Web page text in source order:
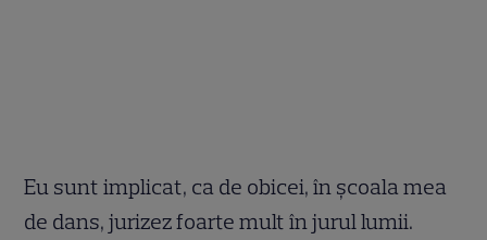
Eu sunt implicat, ca de obicei, în școala mea
de dans, jurizez foarte mult în jurul lumii.